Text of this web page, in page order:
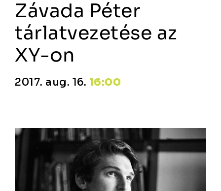
Závada Péter
tárlatvezetése az
XY-on
2017. aug. 16. 16:00